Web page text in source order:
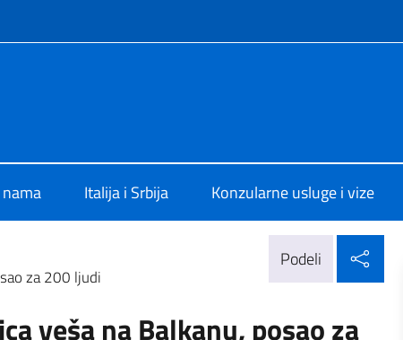
site
nama Italija i Srbija Konzularne usluge i vize
za 200 ljudi
Podeli
veša na Balkanu, posao za